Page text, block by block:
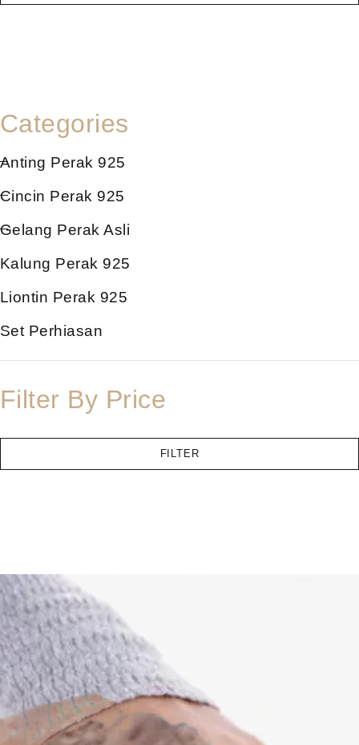
Categories
Anting Perak 925
Cincin Perak 925
Gelang Perak Asli
Kalung Perak 925
Liontin Perak 925
Set Perhiasan
Filter By Price
FILTER